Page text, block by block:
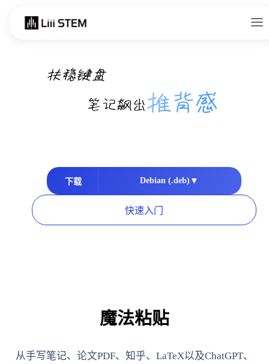
Liii STEM 科技写作平台
扶稳键盘
笔记飙出推背感
下载 Debian (.deb) ▼
快速入门
魔法粘贴
从手写笔记、论文PDF、知乎、LaTeX以及ChatGPT、